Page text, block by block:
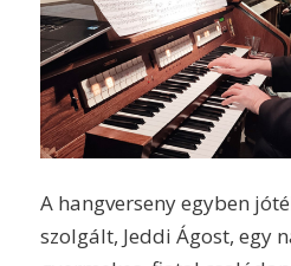
A hangverseny egyben
szolgált, Jeddi Ágost, egy